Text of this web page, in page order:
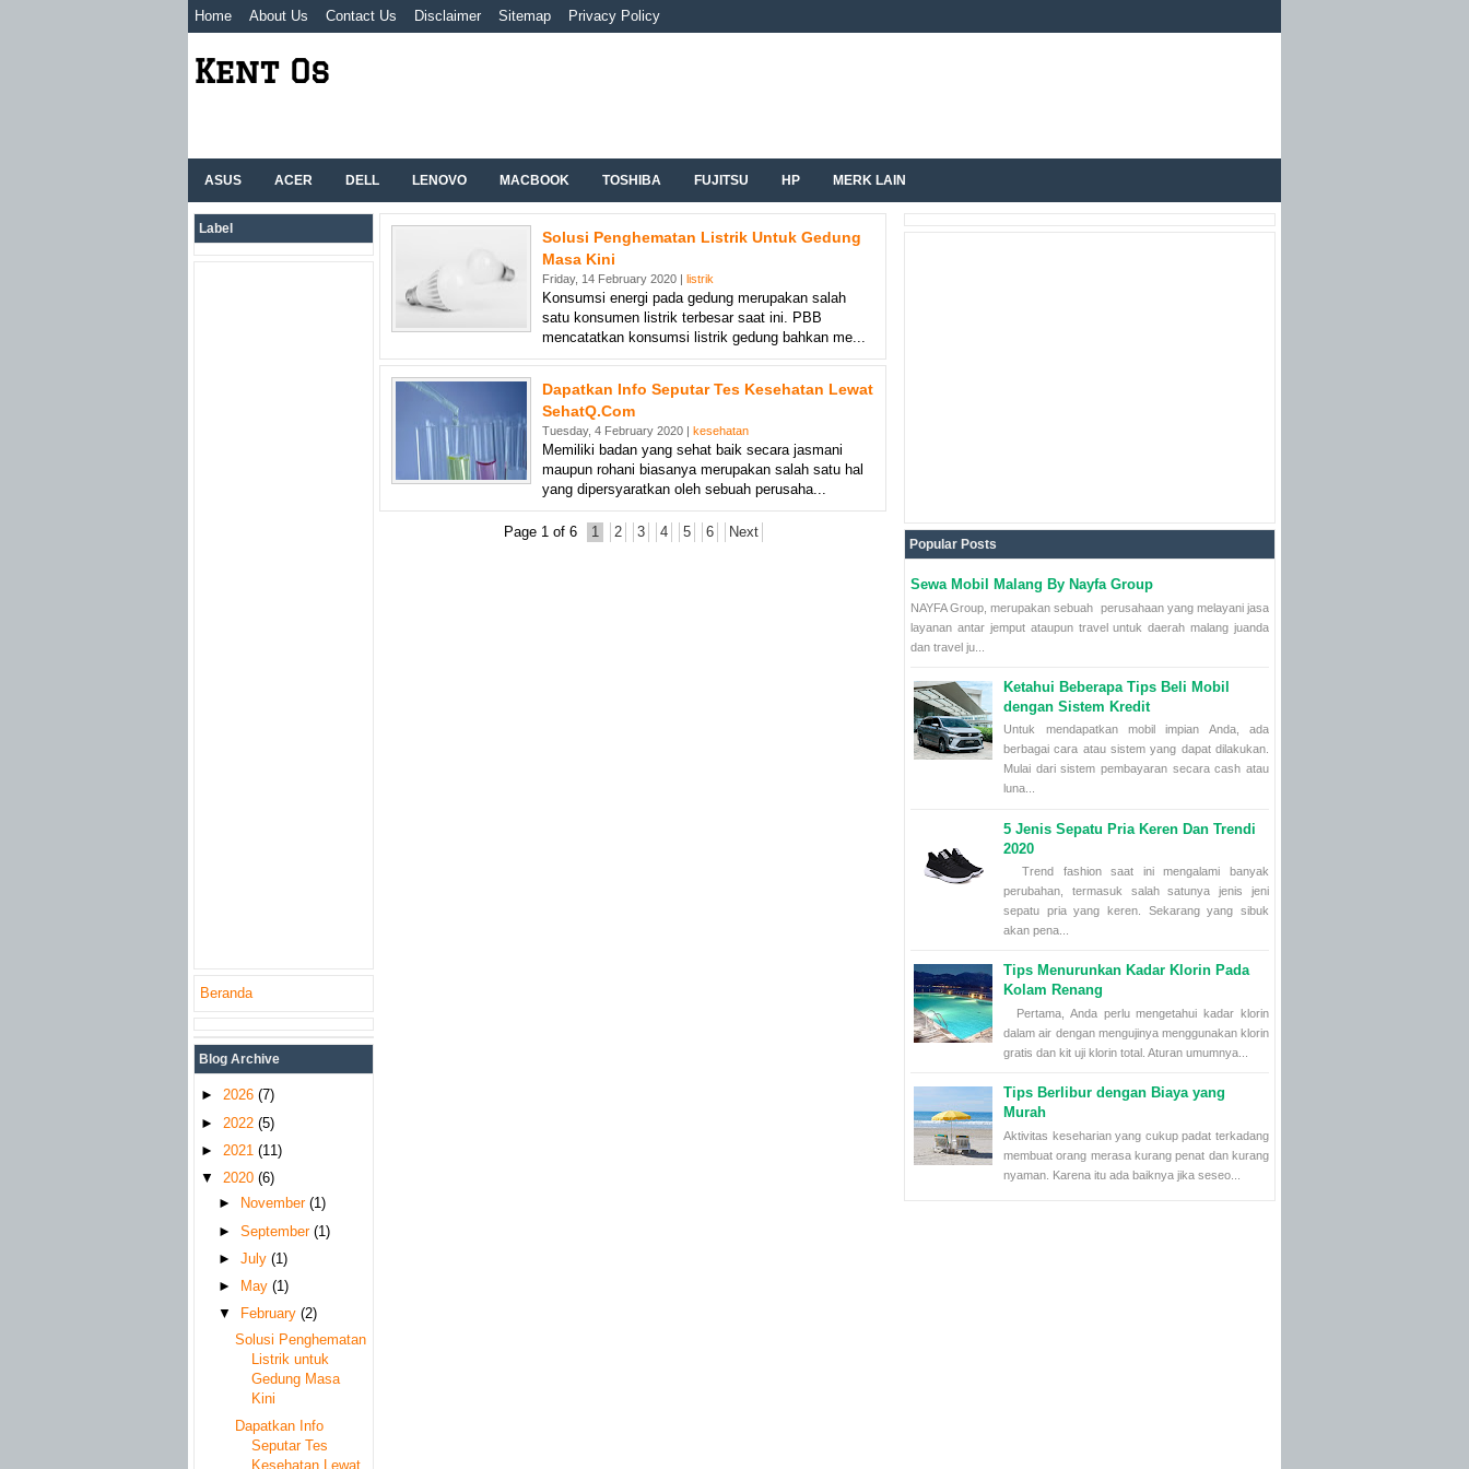
Home About Us Contact Us Disclaimer Sitemap Privacy Policy
Kent Os
ASUS ACER DELL LENOVO MACBOOK TOSHIBA FUJITSU HP MERK LAIN
Label
Beranda
Blog Archive
► 2026 (7)
► 2022 (5)
► 2021 (11)
▼ 2020 (6)
►
November (1)
► September (1)
► July (1)
►
May (1)
▼
February (2)
Solusi Penghematan
Listrik untuk
Gedung Masa
Kini
Dapatkan Info
Seputar Tes
Kesehatan Lewat
Solusi Penghematan Listrik Untuk Gedung
Masa Kini
Friday, 14 February 2020 | listrik
Konsumsi energi pada gedung merupakan salah
satu konsumen listrik terbesar saat ini. PBB
mencatatkan konsumsi listrik gedung bahkan me...
Dapatkan Info Seputar Tes Kesehatan Lewat
SehatQ.Com
Tuesday, 4 February 2020 | kesehatan
Memiliki badan yang sehat baik secara jasmani
maupun rohani biasanya merupakan salah satu hal
yang dipersyaratkan oleh sebuah perusaha...
Page 1 of 6 1 2 3 4 5 6 Next
Popular Posts
Sewa Mobil Malang By Nayfa Group
NAYFA Group, merupakan sebuah perusahaan yang melayani jasa
layanan antar jemput ataupun travel untuk daerah malang juanda
dan travel ju...
Ketahui Beberapa Tips Beli Mobil
dengan Sistem Kredit
Untuk mendapatkan mobil impian Anda, ada
berbagai cara atau sistem yang dapat dilakukan.
Mulai dari sistem pembayaran secara cash atau
luna...
5 Jenis Sepatu Pria Keren Dan Trendi
2020
Trend fashion saat ini mengalami banyak
perubahan, termasuk salah satunya jenis jeni
sepatu pria yang keren. Sekarang yang sibuk
akan pena...
Tips Menurunkan Kadar Klorin Pada
Kolam Renang
Pertama, Anda perlu mengetahui kadar klorin
dalam air dengan mengujinya menggunakan klorin
gratis dan kit uji klorin total. Aturan umumnya...
Tips Berlibur dengan Biaya yang
Murah
Aktivitas keseharian yang cukup padat terkadang
membuat orang merasa kurang penat dan kurang
nyaman. Karena itu ada baiknya jika seseo...